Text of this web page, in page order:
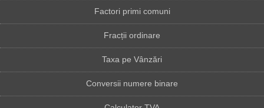
Factori primi comuni
Fracții ordinare
Taxa pe Vânzări
Conversii numere binare